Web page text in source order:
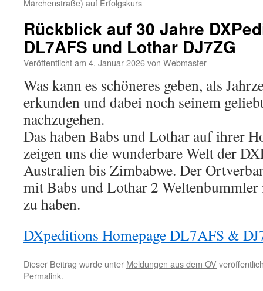
Märchenstraße) auf Erfolgskurs
Rückblick auf 30 Jahre
DL7AFS und Lothar DJ7ZG
Veröffentlicht am 4. Januar 2026von Webmaster
Was kann es schöneres geben, als
erkunden und dabei noch seinem
nachzugehen.
Das haben Babs und Lothar auf ihrer
zeigen uns die wunderbare Welt der
Australien bis Zimbabwe. Der
mit Babs und Lothar 2
zu haben.
DXpeditions Homepage DL7AFS &
Dieser Beitrag wurde unter Meldungen aus dem OV
Permalink.